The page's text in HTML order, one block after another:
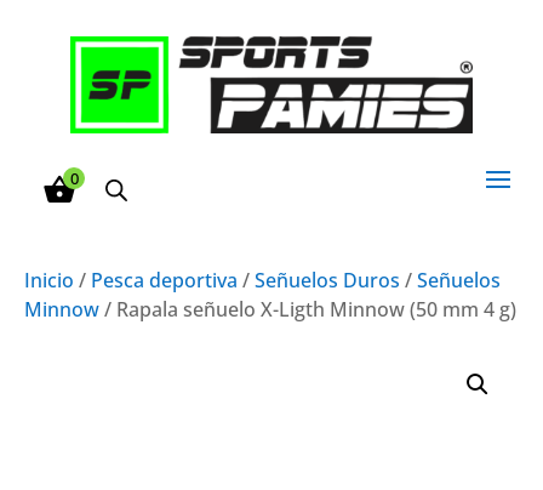
0
Inicio / Pesca deportiva /Señuelos Duros /Señuelos
Minnow/ Rapala señuelo X-Ligth Minnow (50 mm 4 g)